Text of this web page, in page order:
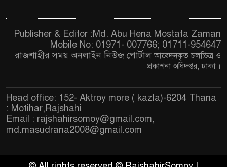
Publisher & Editor :Md. Abu Hena Mostafa Zaman
Mobile No: 01971- 007766; 01711-954647
রাজশাহীর সময় অনলাইন নিউজ পোর্টালআবেদনকৃত চলচ্চিত্র ও
প্রকাশনা অধিদপ্তর, ঢাকা ।
Head office: 152- Aktroy more ( kazla)-6204 Thana
: Motihar,Rajshahi
Email : rajshahirsomoy@gmail.com,
md.masudrana2008@gmail.com